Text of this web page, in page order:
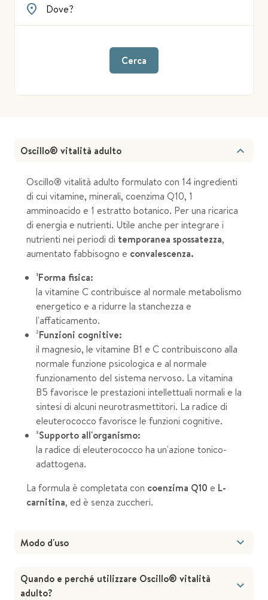
Cerca
Oscillo® vitalità adulto
Oscillo® vitalità adulto formulato con 14 ingredienti
di cui vitamine, minerali, coenzima Q10, 1
amminoacido e 1 estratto botanico. Per una ricarica
di energia e nutrienti. Utile anche per integrare i
nutrienti nei periodi di temporanea spossatezza,
aumentato fabbisogno e convalescenza.
¹Forma fisica:
la vitamine C contribuisce al normale metabolismo
energetico e a ridurre la stanchezza e
l'affaticamento.
²Funzioni cognitive:
il magnesio, le vitamine B1 e C contribuiscono alla
normale funzione psicologica e al normale
funzionamento del sistema nervoso. La vitamina
B5 favorisce le prestazioni intellettuali normali e la
sintesi di alcuni neurotrasmettitori. La radice di
eleuterococco favorisce le funzioni cognitive.
³Supporto all'organismo:
la radice di eleuterococco ha un'azione tonico-
adattogena.
La formula è completata con coenzima Q10 e L-
carnitina, ed è senza zuccheri.
Modo d'uso
Quando e perché utilizzare Oscillo® vitalità
adulto?